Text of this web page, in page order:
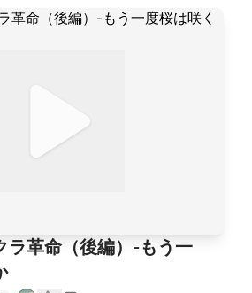
ラ革命（後編）-もう一